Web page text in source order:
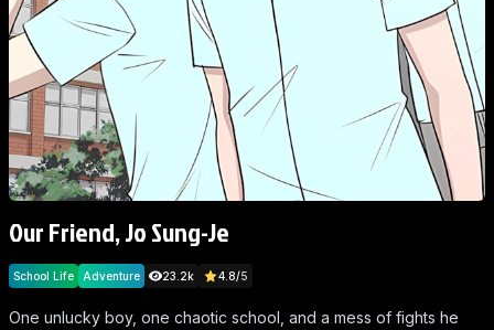
Our Friend, Jo Sung-Je
School Life Adventure 23.2k 4.8/5
One unlucky boy, one chaotic school, and a mess of fights he